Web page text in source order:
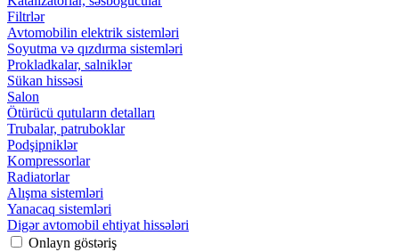
Filtrlər
Avtomobilin elektrik sistemləri
Soyutma və qızdırma sistemləri
Prokladkalar, salniklər
Sükan hissəsi
Salon
Ötürücü qutuların detalları
Trubalar, patruboklar
Podşipniklər
Kompressorlar
Radiatorlar
Alışma sistemləri
Yanacaq sistemləri
Digər avtomobil ehtiyat hissələri
Onlayn göstəriş